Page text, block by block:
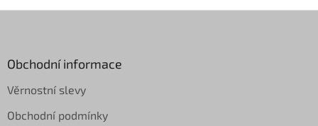
Obchodní informace
Věrnostní slevy
Obchodní podmínky